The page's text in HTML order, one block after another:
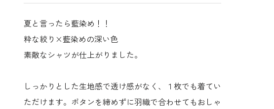
夏と言ったら藍染め！！
粋な絞り×藍染めの深い色
素敵なシャツが仕上がりました。
しっかりとした生地感で透け感がなく、１枚でも着てい
ただけます。ボタンを締めずに羽織で合わせてもおしゃ